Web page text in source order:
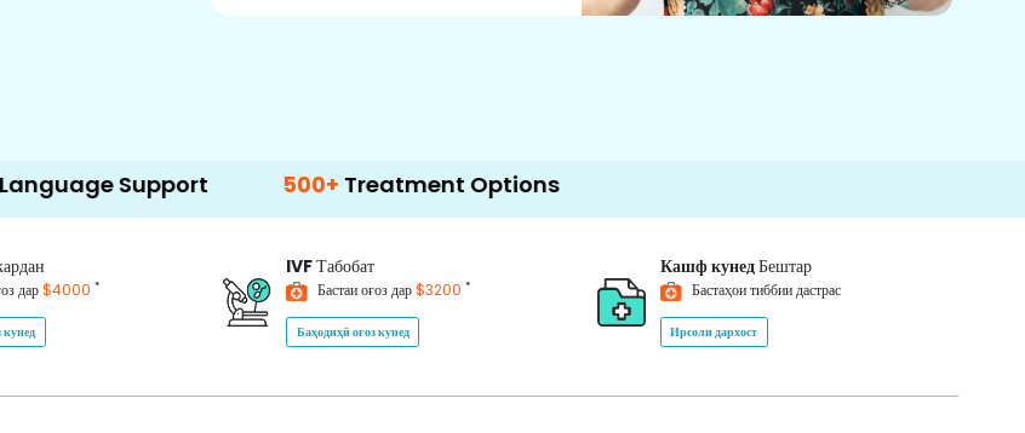
Support 500+ Treatment Options
дар$4000 *
кунед
IVFТабобат
Бастаи оғоз дар$3200 *
Баҳодиҳӣ оғоз кунед
Кашф кунедБештар
Бастаҳои тиббии дастрас
Ирсоли дархост